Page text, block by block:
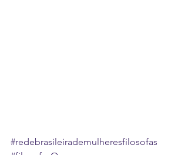
#redebrasileirademulheresfilosofas